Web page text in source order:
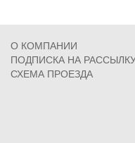
О КОМПАНИИ
ПОДПИСКА НА
СХЕМА ПРОЕЗДА